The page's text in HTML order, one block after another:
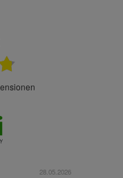
28.05.2026